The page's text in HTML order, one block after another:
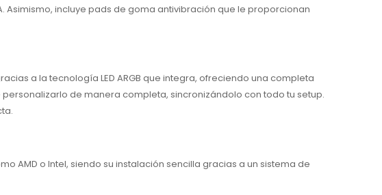
Asimismo, incluye pads de goma antivibración que le proporcionan
a la tecnología LED ARGB que integra, ofreciendo una completa
de manera completa, sincronizándolo con todo tu setup.
AMD o Intel, siendo su instalación sencilla gracias a un sistema de